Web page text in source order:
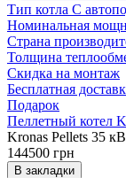
Тип котла С
Номинальная
Страна
Толщина
Скидка на монтаж
Бесплатная
Подарок
Пеллетный котел
Kronas Pellets 35
144500 грн
В закладки